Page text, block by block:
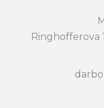
Ringhofferova